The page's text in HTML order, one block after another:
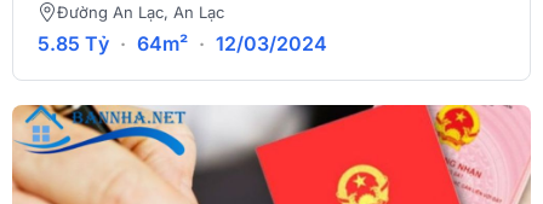
Đường An Lạc, An Lạc
5.85 Tỷ · 64m² · 12/03/2024